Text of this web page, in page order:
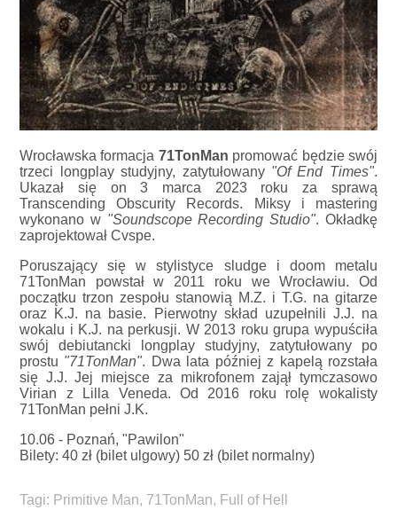
Wrocławska formacja 71TonMan promować będzie swój
trzeci longplay studyjny, zatytułowany"Of End Times".
Ukazał się on 3 marca 2023 roku za sprawą
Transcending Obscurity Records. Miksy i mastering
wykonano w "Soundscope Recording Studio". Okładkę
zaprojektował Cvspe.
Poruszający się w stylistyce sludge i doom metalu
71TonMan powstał w 2011 roku we Wrocławiu. Od
początku trzon zespołu stanowią M.Z. i T.G. na gitarze
oraz K.J. na basie. Pierwotny skład uzupełnili J.J. na
wokalu i K.J. na perkusji. W 2013 roku grupa wypuściła
swój debiutancki longplay studyjny, zatytułowany po
prostu "71TonMan". Dwa lata później z kapelą rozstała
się J.J. Jej miejsce za mikrofonem zajął tymczasowo
Virian z Lilla Veneda. Od 2016 roku rolę wokalisty
71TonMan pełni J.K.
10.06 - Poznań, "Pawilon"
Bilety: 40 zł (bilet ulgowy) 50 zł (bilet normalny)
Tagi: Primitive Man, 71TonMan, Full of Hell